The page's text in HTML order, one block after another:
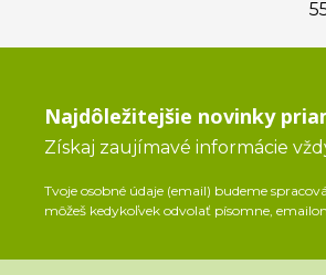
Najdôležitejšie novinky
Získaj zaujímavé informácie
Tvoje osobné údaje (email) budeme
môžeš kedykoľvek odvolať písomne,